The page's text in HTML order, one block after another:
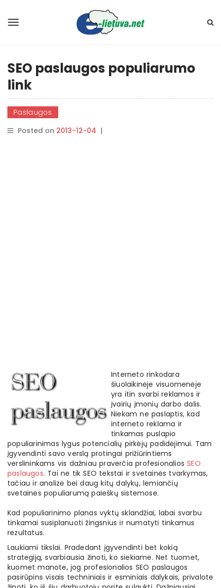
SEO paslaugos populiarumo
link
Paslaugos
Posted on 2013-12-04 |
Interneto rinkodara
šiuolaikinėje visuomenėje
yra itin svarbi reklamos ir
įvairių įmonių darbo dalis.
Niekam ne paslaptis, kad
interneto reklama ir
tinkamas puslapio
populiarinimas lygus potencialių pirkėjų padidėjimui. Tam
įgyvendinti savo verslą protingai prižiūrintiems
verslininkams vis dažniau praverčia profesionaliosSEO
paslaugos. Tai ne tik SEO tekstai ir svetainės tvarkymas,
tačiau ir analizė bei daug kitų dalykų, lemiančių
svetainės populiarumą paieškų sistemose.
Kad populiarinimo planas vyktų sklandžiai, labai svarbu
tinkamai susiplanuoti žingsnius ir numatyti tinkamus
rezultatus.
Laukiami tikslai. Pradedant įgyvendinti bet kokią
strategiją, svarbiausia žinoti, ko siekiame. Net tuomet,
kuomet manote, jog profesionalios SEO paslaugos
pasirūpins visais techniniais ir esminiais dalykais, privalote